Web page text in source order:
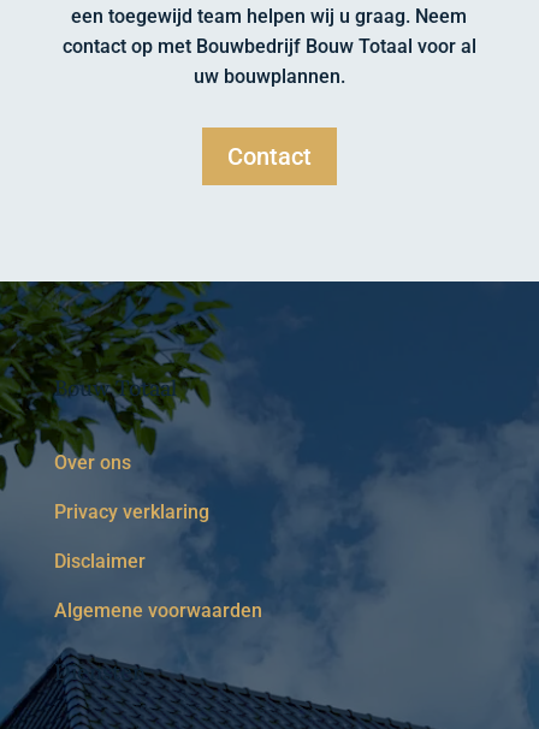
een toegewijd team helpen wij u graag. Neem
contact op met Bouwbedrijf Bouw Totaal voor al
uw bouwplannen.
Contact
Bouw Totaal
Over ons
Privacy verklaring
Disclaimer
Algemene voorwaarden
Diensten